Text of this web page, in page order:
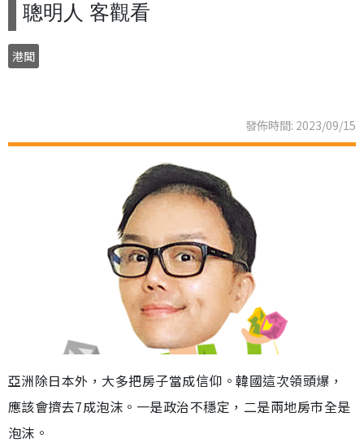
聰明人 客觀看
港聞
發佈時間: 2023/09/15
亞洲除日本外，大多把房子當成信仰。韓國這次領頭爆，
應該會擠去7成泡沫。一是政治不穩定，二是兩地房市全是
泡沫。